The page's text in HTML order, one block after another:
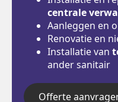
centrale
Aanleggen en
Renovatie en
Installatie van
ander sanitair
Offerte